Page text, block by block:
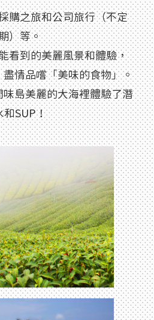
購之旅和公司旅行（不定
）等。
看到的美麗風景和體驗，
情品嚐「美味的食物」。
島美麗的大海裡體驗了潛
和SUP！